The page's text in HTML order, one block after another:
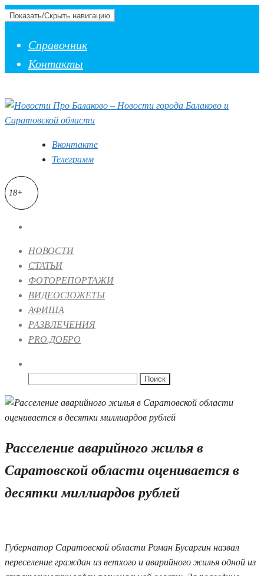
Показать/Скрыть навигацию
Справочник
Контакты
Вконтакте
Телеграмм
18+
НОВОСТИ
СТАТЬИ
ФОТОРЕПОРТАЖИ
ВИДЕОСЮЖЕТЫ
АФИША
РАЗВЛЕЧЕНИЯ
PRO.ДОБРО
Расселение аварийного жилья в
Саратовской области оценивается в
десятки миллиардов рублей
Губернатор Саратовской области Роман Бусаргин назвал
переселение граждан из ветхого и аварийного жилья одной из